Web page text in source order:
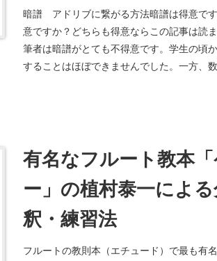
暗譜 アドリブに繋がる方法暗譜は得意で
意ですか？どちらも得意ならこの記事は読
筆者は暗譜がとても不得意です。学生の頃
することはほぼできませんでした。一方、
有名なフルート教本「
ー」の植村泰一によ
釈・練習法
フルートの教則本（エチュード）で最も有